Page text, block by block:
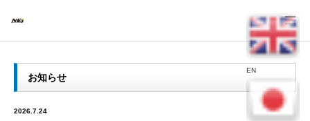
お知らせ
2026.7.24
EN